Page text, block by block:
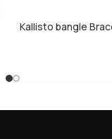
Kallisto bangle